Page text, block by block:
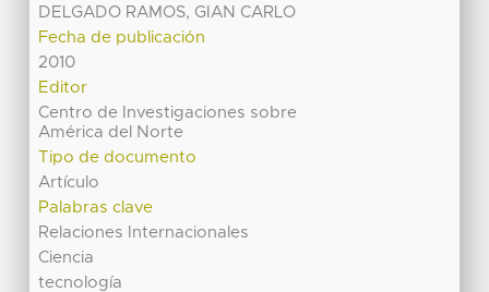
DELGADO RAMOS, GIAN CARLO
Fecha de publicación
2010
Editor
Centro de Investigaciones sobre
América del Norte
Tipo de documento
Artículo
Palabras clave
Relaciones Internacionales
Ciencia
tecnología